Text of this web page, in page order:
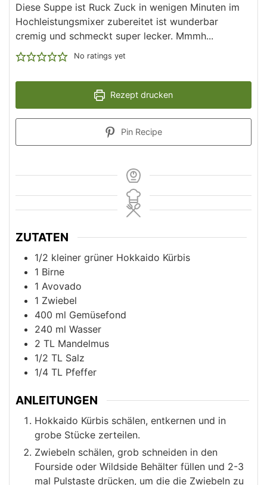
Diese Suppe ist Ruck Zuck in wenigen Minuten im
Hochleistungsmixer zubereitet ist wunderbar
cremig und schmeckt super lecker. Mmmh...
No ratings yet
Rezept drucken
Pin Recipe
ZUTATEN
1/2 kleiner grüner Hokkaido Kürbis
1 Birne
1 Avovado
1 Zwiebel
400 ml Gemüsefond
240 ml Wasser
2 TL Mandelmus
1/2 TL Salz
1/4 TL Pfeffer
ANLEITUNGEN
Hokkaido Kürbis schälen, entkernen und in
grobe Stücke zerteilen.
Zwiebeln schälen, grob schneiden in den
Fourside oder Wildside Behälter füllen und 2-3
mal Pulstaste drücken, um die die Zwiebeln zu